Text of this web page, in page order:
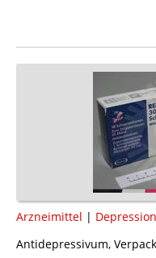
Arzneimittel | Depression
Antidepressivum,